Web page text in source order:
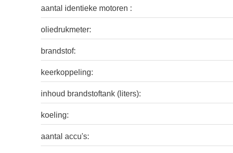
aantal identieke motoren :
oliedrukmeter:
brandstof:
keerkoppeling:
inhoud brandstoftank (liters):
koeling:
aantal accu's: